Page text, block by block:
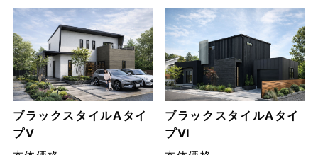
ブラックスタイルAタイ
プⅤ
ブラックスタイルAタイ
プⅥ